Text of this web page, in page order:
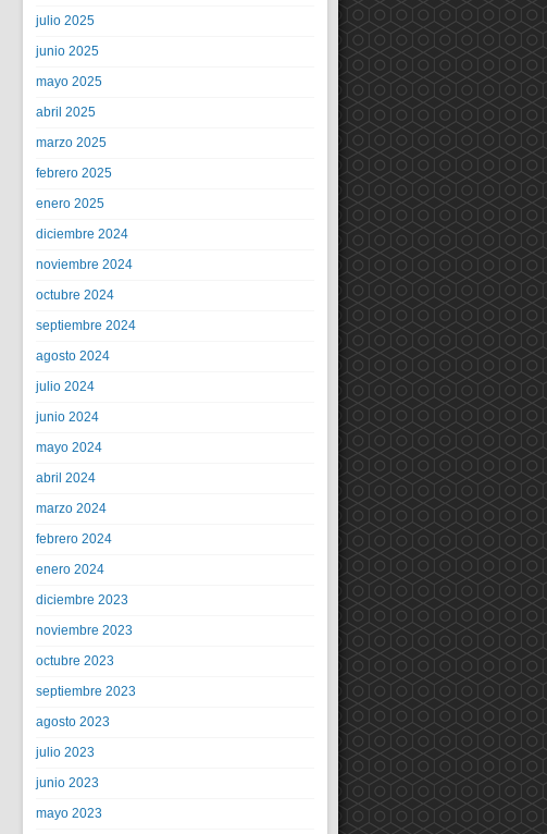
julio 2025
junio 2025
mayo 2025
abril 2025
marzo 2025
febrero 2025
enero 2025
diciembre 2024
noviembre 2024
octubre 2024
septiembre 2024
agosto 2024
julio 2024
junio 2024
mayo 2024
abril 2024
marzo 2024
febrero 2024
enero 2024
diciembre 2023
noviembre 2023
octubre 2023
septiembre 2023
agosto 2023
julio 2023
junio 2023
mayo 2023